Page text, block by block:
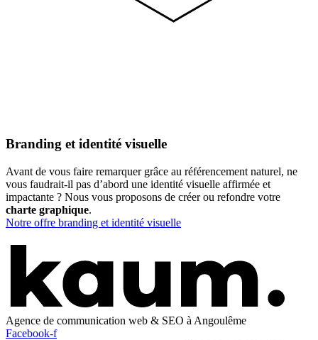
Branding et identité visuelle
Avant de vous faire remarquer grâce au référencement naturel, ne
vous faudrait-il pas d’abord une identité visuelle affirmée et
impactante ? Nous vous proposons de créer ou refondre votre
charte graphique.
Notre offre branding et identité visuelle
Agence de communication web & SEO à Angoulême
Facebook-f